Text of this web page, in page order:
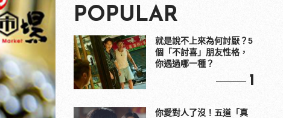
POPULAR
就是說不上來為何討厭？5
個「不討喜」朋友性格，
你遇過哪一種？
1
你愛對人了沒！五道「真